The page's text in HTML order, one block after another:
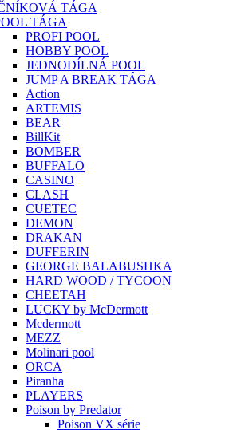
TÁGA
TÁGA
PROFI POOL
HOBBY POOL
JEDNODÍLNÁ POOL
JUMP A BREAK TÁGA
Action
ARTEMIS
BEAR
BillKit
BOMBER
BUFFALO
CASINO
CLASH
CUETEC
DEMON
DRAKAN
DUFFERIN
GEORGE BALABUSHKA
HARD WOOD / TYCOON
CHEETAH
LUCKY by McDermott
Mcdermott
MEZZ
Molinari pool
ORCA
Piranha
PLAYERS
Poison by Predator
Poison VX série